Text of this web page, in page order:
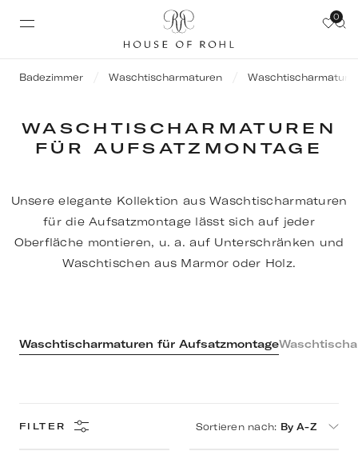
0
Badezimmer Waschtischarmaturen
WASCHTISCHARMATUREN
FÜR AUFSATZMONTAGE
Unsere elegante Kollektion aus Waschtischarmaturen
für die Aufsatzmontage lässt sich auf jeder
Oberfläche montieren, u. a. auf Unterschränken und
Waschtischen aus Marmor oder Holz.
Waschtischarmaturen für Aufsatzmontage
FILTER Sortieren nach: By A-Z